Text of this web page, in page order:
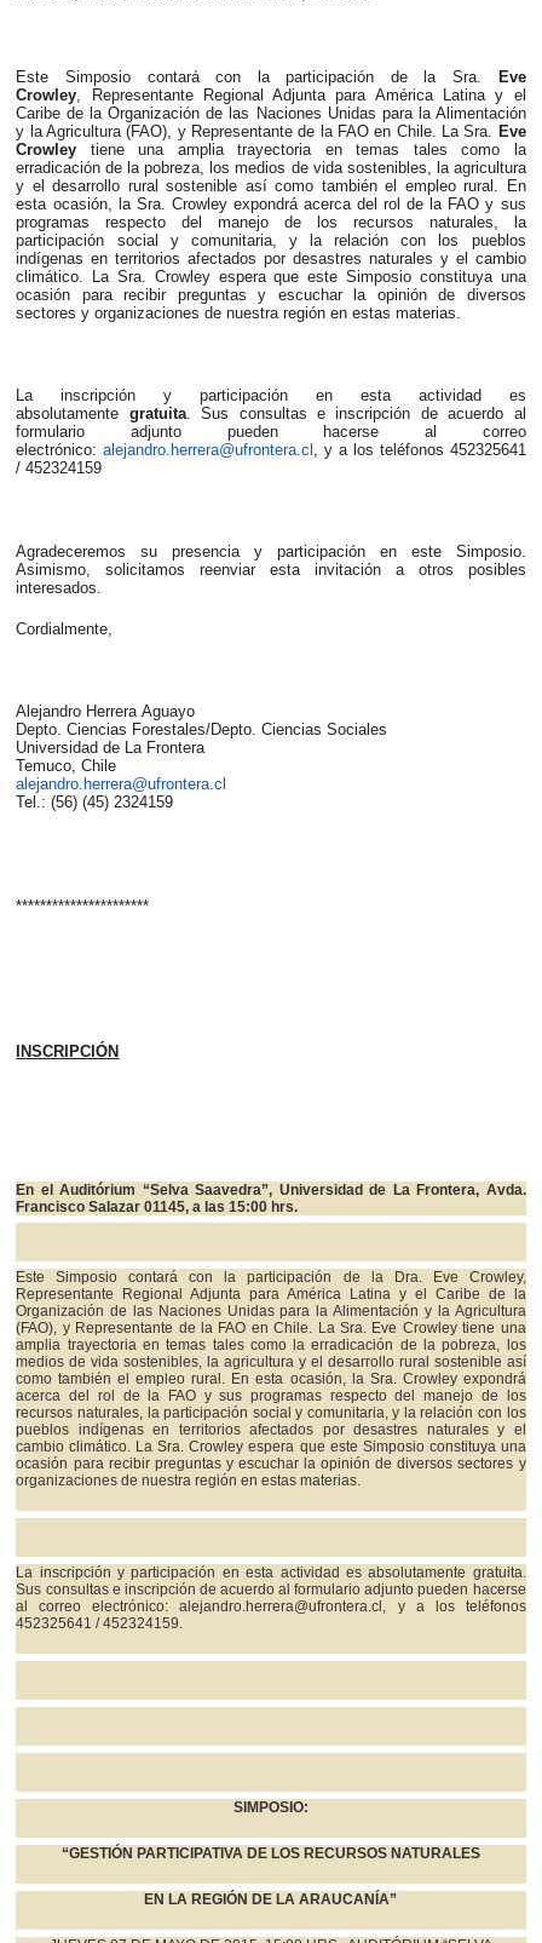
Este Simposio contará con la participación de la Sra.
Eve
Crowley
Representante Regional Adjunta para América Latina y el
Caribe de la Organización de las Naciones Unidas para la Alimentación
y la Agricultura (FAO), y Representante de la FAO en Chile. La Sra.
Eve
Crowley tiene una amplia trayectoria en temas tales como la
erradicación de la pobreza, los medios de vida sostenibles, la agricultura
y el desarrollo rural sostenible así como también el empleo rural.
En
esta ocasión, la Sra. Crowley expondrá acerca del rol de la FAO y sus
programas respecto del manejo de los recursos naturales, la
participación social y comunitaria, y la relación con los pueblos
indígenas en territorios afectados por desastres naturales y el cambio
climático. La Sra. Crowley espera que este Simposio constituya una
ocasión para recibir preguntas y escuchar la opinión de diversos
sectores y organizaciones de nuestra región en estas materias.
La inscripción y participación en esta actividad es
absolutamente gratuita. Sus consultas e inscripción de acuerdo al
formulario adjunto pueden hacerse al correo
electrónico:alejandro. herrera@ufrontera.cl , y a los teléfonos 452325641
/ 452324159
Agradeceremos su presencia y participación en este Simposio.
Asimismo, solicitamos reenviar esta invitación a otros posibles
interesados.
Cordialmente,
Alejandro HerreraAguayo
Depto. Ciencias Forestales/Depto. Ciencias Sociales
Universidad de La Frontera
Temuco, Chile
alejandro. herrera@ufrontera.cl
Tel.: (56) (45) 2324159
**********************
INSCRIPCIÓN
En el Auditórium “Selva Saavedra”, Universidad de La Frontera, Avda.
Francisco Salazar 01145, a las 15:00 hrs.
Este Simposio contará con la participación de la Dra. Eve Crowley,
Representante Regional Adjunta para América Latina y el Caribe de la
Organización de las Naciones Unidas para la Alimentación y la Agricultura
(FAO), y Representante de la FAO en Chile. La Sra. Eve Crowley tiene una
amplia trayectoria en temas tales como la erradicación de la pobreza, los
medios de vida sostenibles, la agricultura y el desarrollo rural sostenible así
como también el empleo rural. En esta ocasión, la Sra. Crowley expondrá
acerca del rol de la FAO y sus programas respecto del manejo de los
recursos naturales, la participación social y comunitaria, y la relación con los
pueblos indígenas en territorios afectados por desastres naturales y el
cambio climático. La Sra. Crowley espera que este Simposio constituya una
ocasión para recibir preguntas y escuchar la opinión de diversos sectores y
organizaciones de nuestra región en estas materias.
La inscripción y participación en esta actividad es absolutamente gratuita.
Sus consultas e inscripción de acuerdo al formulario adjunto pueden hacerse
al correo electrónico: alejandro.herrera@ufrontera.cl, y a los teléfonos
452325641 / 452324159.
SIMPOSIO:
“GESTIÓN PARTICIPATIVA DE LOS RECURSOS NATURALES
EN LA REGIÓN DE LA ARAUCANÍA”